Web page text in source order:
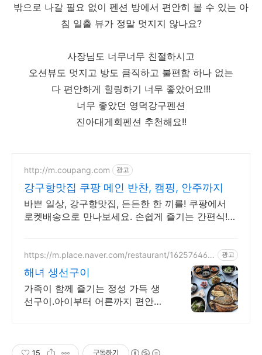
밖으로 나갈 필요 없이 펜션 방에서 편안히 볼 수 있는 아
침 일출 뷰가 정말 멋지지 않나요?
사장님도 너무너무 친절하시고
오션뷰도 멋지고 방도 큼직하고 불편함 하나 없는
다 편안하게 힐링하기 너무 좋았어요!!!
너무 좋았던 영덕강구펜션
진아대게회펜션 추천해요!!
http://m.coupang.com 광고
강구항맛집 쿠팡 메인 반찬, 캠핑, 안주까지
바쁜 일상, 강구항맛집, 든든한 한 끼를! 쿠팡에서
로켓배송으로 만나보세요. 손쉽게 즐기는 간편식!
https://m.place.naver.com/restaurant/162576467
광고
해녀 생선구이
가족이 함께 즐기는 정성 가득 생
선구이.아이부터 어른까지 편안한
15 구독하기